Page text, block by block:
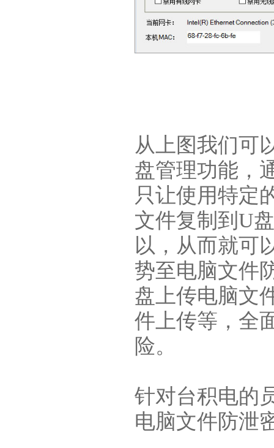
从上图我们可
盘管理功能，
只让使用特定
文件复制到U
以，从而就可
势至电脑文件
盘上传电脑文
件上传等，全
险。
针对台积电的
电脑文件防泄